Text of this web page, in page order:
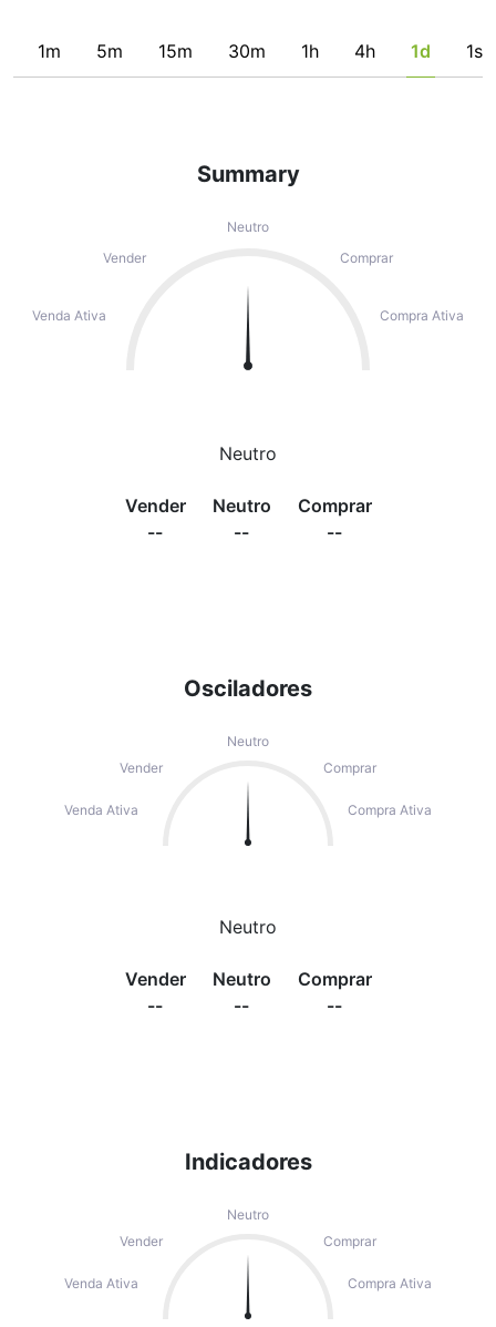
1m 5m 15m 30m 1h 4h 1d
Osciladores
Neutro
Vender
Comprar
Venda Ativa Compra Ativa
Neutro
Vender
--
Neutro
--
Comprar
--
Summary
Neutro
Vender
Comprar
Venda Ativa Compra Ativa
Neutro
Vender
--
Neutro
--
Comprar
--
Indicadores
Neutro
Vender
Comprar
Venda Ativa Compra Ativa